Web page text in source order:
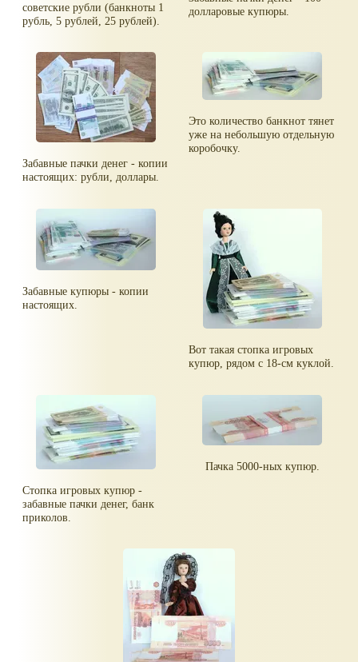
советские рубли (банкноты 1
рубль, 5 рублей, 25 рублей).
долларовые купюры.
Забавные пачки денег - копии
настоящих: рубли, доллары.
Это количество банкнот тянет
уже на небольшую отдельную
коробочку.
Забавные купюры - копии
настоящих.
Вот такая стопка игровых
купюр, рядом с 18-см куклой.
Стопка игровых купюр -
забавные пачки денег, банк
приколов.
Пачка 5000-ных купюр.